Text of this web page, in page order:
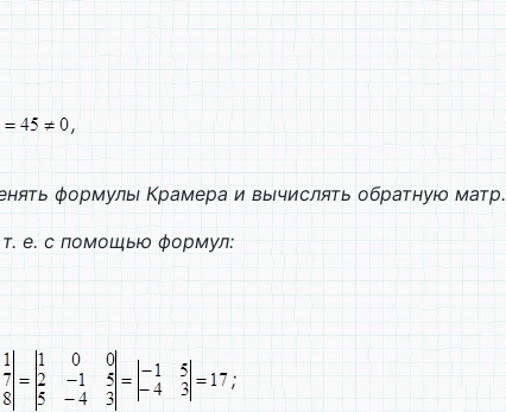
,
формулы Крамера и вычислять обратную матр.
е. с помощью формул:
;